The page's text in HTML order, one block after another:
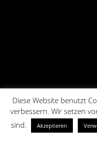
Diese Website benutzt
verbessern. Wir setzen
sind.
Akzeptieren